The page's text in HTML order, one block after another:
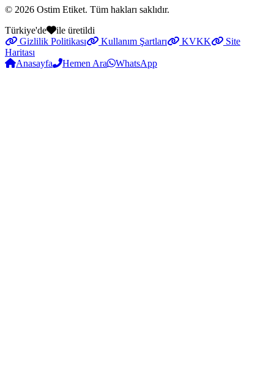
© 2026 Ostim Etiket. Tüm hakları saklıdır.
Türkiye'de
ile üretildi
Gizlilik Politikası
Kullanım Şartları KVKK
Site
Haritası
Anasayfa
Hemen Ara WhatsApp